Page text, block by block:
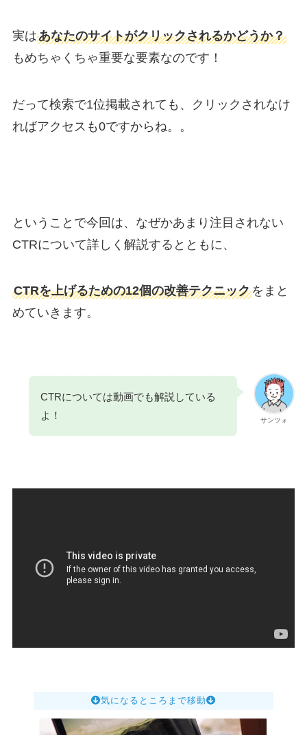
実はあなたのサイトがクリックされるかどうか？
もめちゃくちゃ重要な要素なのです！
だって検索で1位掲載されても、クリックされなけ
ればアクセスも0ですからね。。
ということで今回は、なぜかあまり注目されない
CTRについて詳しく解説するとともに、
CTRを上げるための12個の改善テクニックをまと
めていきます。
サンツォ
CTRについては動画でも解説している
よ！
気になるところまで移動